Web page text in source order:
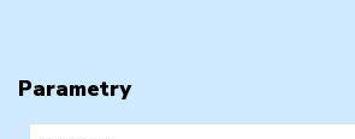
Parametry